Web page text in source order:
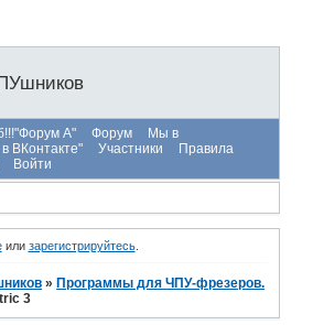
А" Форум
Мы в
ВКонтакте" Участники
Правила
Войти
или зарегистрируйтесь.
» Программы для ЧПУ-фрезеров.
3